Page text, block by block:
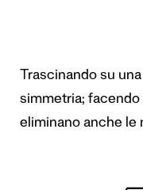
Trascinando su
simmetria;
eliminano anche le